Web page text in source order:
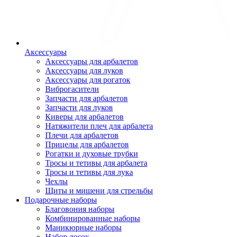
Аксессуары
Аксессуары для арбалетов
Аксессуары для луков
Аксессуары для рогаток
Виброгасители
Запчасти для арбалетов
Запчасти для луков
Киверы для арбалетов
Натяжители плеч для арбалета
Плечи для арбалетов
Прицелы для арбалетов
Рогатки и духовые трубки
Тросы и тетивы для арбалета
Тросы и тетивы для лука
Чехлы
Щиты и мишени для стрельбы
Подарочные наборы
Благовония наборы
Комбинированные наборы
Маникюрные наборы